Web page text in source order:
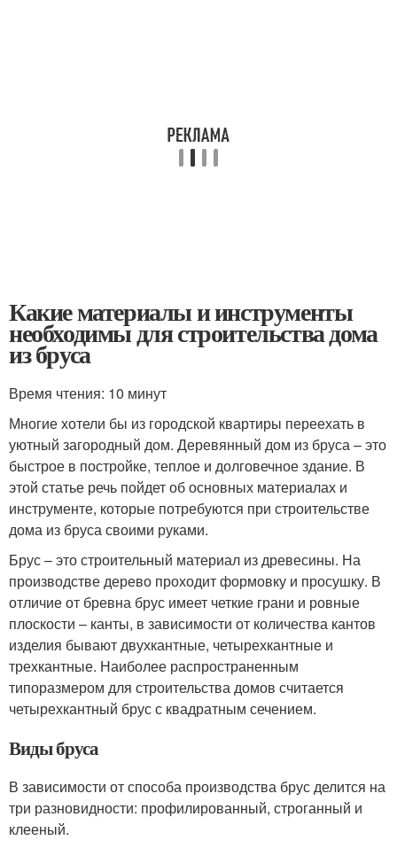
Какие материалы и инструменты
необходимы для строительства дома
из бруса
Время чтения: 10 минут
Многие хотели бы из городской квартиры переехать в
уютный загородный дом. Деревянный дом из бруса – это
быстрое в постройке, теплое и долговечное здание. В
этой статье речь пойдет об основных материалах и
инструменте, которые потребуются при строительстве
дома из бруса своими руками.
Брус – это строительный материал из древесины. На
производстве дерево проходит формовку и просушку. В
отличие от бревна брус имеет четкие грани и ровные
плоскости – канты, в зависимости от количества кантов
изделия бывают двухкантные, четырехкантные и
трехкантные. Наиболее распространенным
типоразмером для строительства домов считается
четырехкантный брус с квадратным сечением.
Виды бруса
В зависимости от способа производства брус делится на
три разновидности: профилированный, строганный и
клееный.